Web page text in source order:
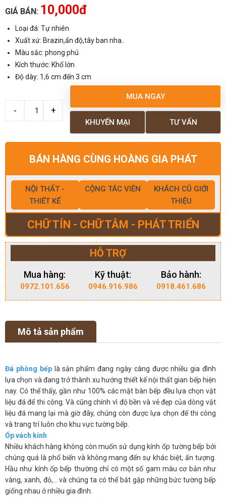
GIÁ BÁN: 10,000đ
Loại đá: Tự nhiên
Xuất xứ: Brazin,ấn độ,tây ban nha..
Màu sắc: phong phú
Kích thước: Khổ lớn
Độ dày: 1,6 cm đến 3 cm
MUA NGAY
TƯ VẤN
KHUYẾN MẠI
BÁN HÀNG CÙNG HOÀNG GIA PHÁT
NỘI THẤT -
THIẾT KẾ
CỘNG TÁC VIÊN
KHÁCH CŨ GIỚI
THIỆU
CHỮ TÍN - CHỮ TÂM - PHÁT TRIỂN
HỖ TRỢ
Mua hàng:
0972.101.656
Kỹ thuật:
0946.916.986
Bảo hành:
0918.461.686
Mô tả sản phẩm
Đá phòng bếplà sản phẩm đang ngày càng được nhiều gia đình
lựa chọn và đang trở thành xu hướng thiết kế nội thất gian bếp hiện
nay. Có thể thấy, gần như 100% các mặt bàn bếp đều lựa chọn vật
liệu đá để thi công. Và cũng chính vì độ bền và vẻ đẹp của dòng vật
liệu đá mang lại mà giờ đây, chúng còn được lựa chọn để thi công
và trang trí luôn cho khu vực tường bếp.
Ốp vách kính
Nhiều khách hàng không còn muốn sử dụng kính ốp tường bếp bởi
chúng quá là phổ biến và không mang đến sự khác biệt, ấn tượng.
Hầu như kính ốp bếp thường chỉ có một số gam màu cơ bản như
vàng, xanh, đỏ,… và chúng ta có thể bắt gặp những bức tường bếp
giống nhau ở nhiều gia đình.